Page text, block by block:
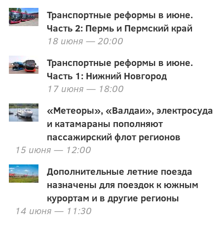
Транспортные реформы в июне.
Часть 2: Пермь и Пермский край
18 июня — 20:00
Транспортные реформы в июне.
Часть 1: Нижний Новгород
17 июня — 18:00
«Метеоры», «Валдаи», электросуда
и катамараны пополняют
пассажирский флот регионов
15 июня — 12:00
Дополнительные летние поезда
назначены для поездок к южным
курортам и в другие регионы
14 июня — 11:30